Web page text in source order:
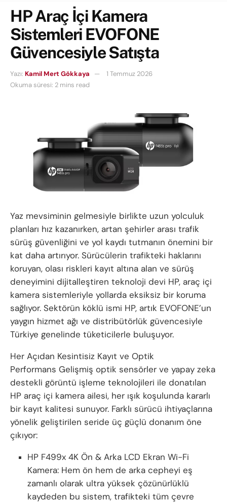
HP Araç İçi Kamera
Sistemleri EVOFONE
Güvencesiyle Satışta
Yazı: Kamil Mert Gökkaya
1 Temmuz 2026
Okuma süresi: 2 mins read
Yaz mevsiminin gelmesiyle birlikte uzun yolculuk
planları hız kazanırken, artan şehirler arası trafik
sürüş güvenliğini ve yol kaydı tutmanın önemini bir
kat daha artırıyor. Sürücülerin trafikteki haklarını
koruyan, olası riskleri kayıt altına alan ve sürüş
deneyimini dijitalleştiren teknoloji devi HP, araç içi
kamera sistemleriyle yollarda eksiksiz bir koruma
sağlıyor. Sektörün köklü ismi HP, artık EVOFONE’un
yaygın hizmet ağı ve distribütörlük güvencesiyle
Türkiye genelinde tüketicilerle buluşuyor.
Her Açıdan Kesintisiz Kayıt ve Optik
Performans Gelişmiş optik sensörler ve yapay zeka
destekli görüntü işleme teknolojileri ile donatılan
HP araç içi kamera ailesi, her ışık koşulunda kararlı
bir kayıt kalitesi sunuyor. Farklı sürücü ihtiyaçlarına
yönelik geliştirilen seride üç güçlü donanım öne
çıkıyor:
HP F499x 4K Ön & Arka LCD Ekran Wi-Fi
Kamera: Hem ön hem de arka cepheyi eş
zamanlı olarak ultra yüksek çözünürlüklü
kaydeden bu sistem, trafikteki tüm çevre